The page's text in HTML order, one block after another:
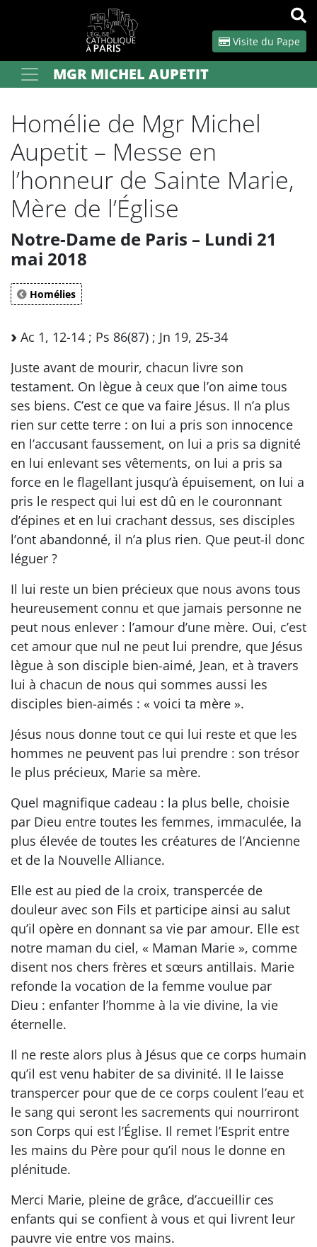
Visite du Pape
Votre rechercheMGR MICHEL AUPETIT
Homélie de Mgr Michel
Aupetit – Messe en
l’honneur de Sainte Marie,
Mère de l’Église
Notre-Dame de Paris – Lundi 21
mai 2018
Homélies
Ac 1, 12-14 ; Ps 86(87) ; Jn 19, 25-34
Juste avant de mourir, chacun livre son
testament. On lègue à ceux que l’on aime tous
ses biens. C’est ce que va faire Jésus. Il n’a plus
rien sur cette terre : on lui a pris son innocence
en l’accusant faussement, on lui a pris sa dignité
en lui enlevant ses vêtements, on lui a pris sa
force en le flagellant jusqu’à épuisement, on lui a
pris le respect qui lui est dû en le couronnant
d’épines et en lui crachant dessus, ses disciples
l’ont abandonné, il n’a plus rien. Que peut-il donc
léguer ?
Il lui reste un bien précieux que nous avons tous
heureusement connu et que jamais personne ne
peut nous enlever : l’amour d’une mère. Oui, c’est
cet amour que nul ne peut lui prendre, que Jésus
lègue à son disciple bien-aimé, Jean, et à travers
lui à chacun de nous qui sommes aussi les
disciples bien-aimés : « voici ta mère ».
Jésus nous donne tout ce qui lui reste et que les
hommes ne peuvent pas lui prendre : son trésor
le plus précieux, Marie sa mère.
Quel magnifique cadeau : la plus belle, choisie
par Dieu entre toutes les femmes, immaculée, la
plus élevée de toutes les créatures de l’Ancienne
et de la Nouvelle Alliance.
Elle est au pied de la croix, transpercée de
douleur avec son Fils et participe ainsi au salut
qu’il opère en donnant sa vie par amour. Elle est
notre maman du ciel, « Maman Marie », comme
disent nos chers frères et sœurs antillais. Marie
refonde la vocation de la femme voulue par
Dieu : enfanter l’homme à la vie divine, la vie
éternelle.
Il ne reste alors plus à Jésus que ce corps humain
qu’il est venu habiter de sa divinité. Il le laisse
transpercer pour que de ce corps coulent l’eau et
le sang qui seront les sacrements qui nourriront
son Corps qui est l’Église. Il remet l’Esprit entre
les mains du Père pour qu’il nous le donne en
plénitude.
Merci Marie, pleine de grâce, d’accueillir ces
enfants qui se confient à vous et qui livrent leur
pauvre vie entre vos mains.
Panneau de gestion des cookies